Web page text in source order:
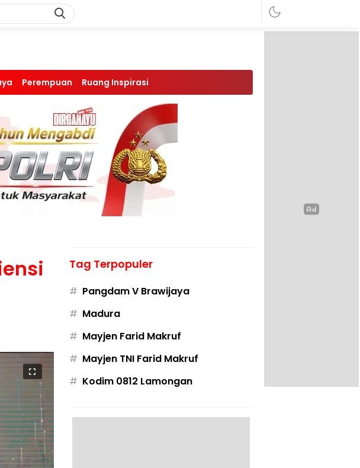
Perempuan Ruang Inspirasi
Tag Terpopuler
# Pangdam V Brawijaya
# Madura
# Mayjen Farid Makruf
# Mayjen TNI Farid Makruf
# Kodim 0812 Lamongan